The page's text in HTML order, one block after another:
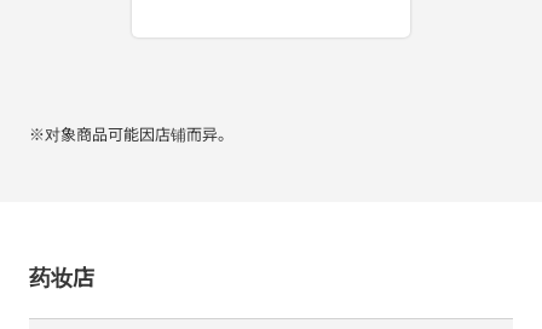
※对象商品可能因店铺而异。
药妆店